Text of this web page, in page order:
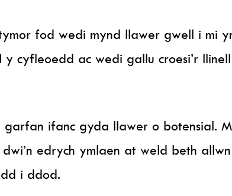
fod wedi mynd llawer gwell i mi
y cyfleoedd ac wedi gallu croesi’r
garfan ifanc gyda llawer o botensial.
edrych ymlaen at weld beth
i ddod.